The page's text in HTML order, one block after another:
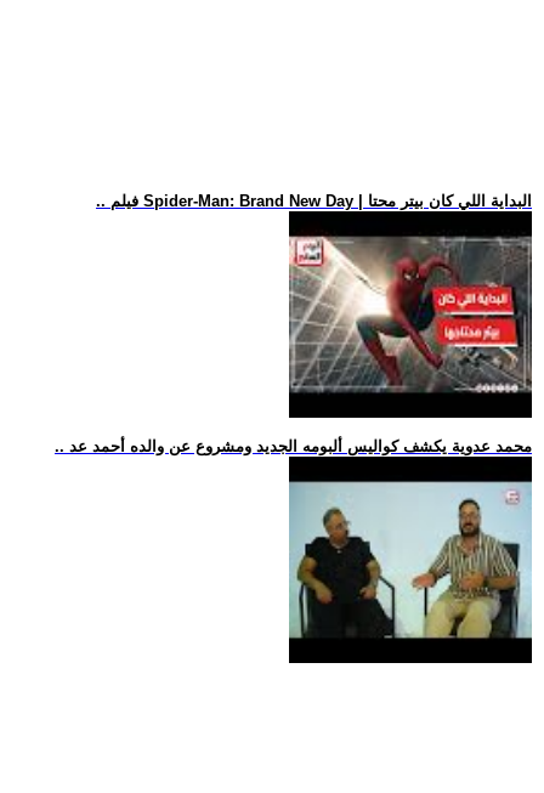
.. فيلم Spider-Man: Brand New Day | البداية اللي كان بيتر محتا
.. محمد عدوية يكشف كواليس ألبومه الجديد ومشروع عن والده أحمد عد